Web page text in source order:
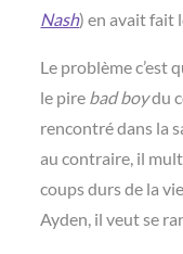
Nash) en avait fait
Le problème c’est
le pire bad boydu
rencontré dans la
au contraire, il
coups durs de la
Ayden, il veut se